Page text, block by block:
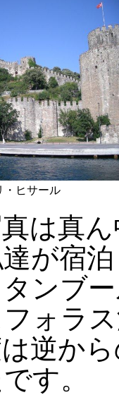
・ヒサール
は真
が宿
ンブ
ォラ
逆か
す。